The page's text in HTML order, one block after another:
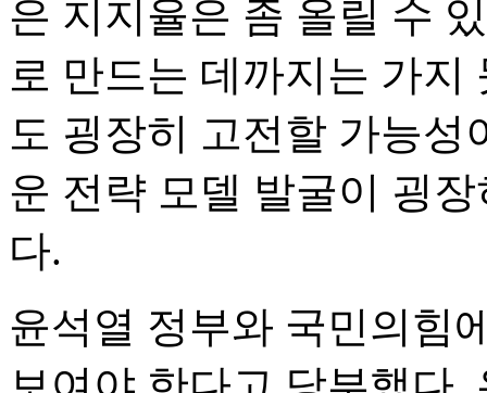
은 지지율은 좀 올릴 수
로 만드는 데까지는 가지
도 굉장히 고전할 가능
운 전략 모델 발굴이 굉
다.
윤석열 정부와 국민의힘